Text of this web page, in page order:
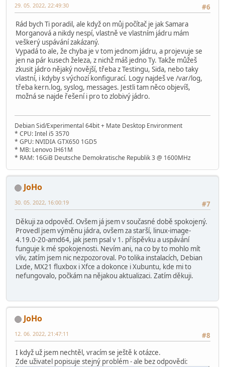
#6
29. 05. 2022, 22:49:30
Rád bych Ti poradil, ale když on můj počítač je jak Samara
Morganová a nikdy nespí, vlastně ve vlastním jádru mám
veškerý uspávání zakázaný.
Vypadá to ale, že chyba je v tom jednom jádru, a projevuje se
jen na pár kusech železa, z nichž máš jedno Ty. Takže můžeš
zkusit jádro nějaký novější, třeba z Testingu, Sida, nebo taky
vlastní, i kdyby s výchozí konfigurací. Logy najdeš ve /var/log,
třeba kern.log, syslog, messages. Jestli tam něco objevíš,
možná se najde řešení i pro to zlobivý jádro.
Debian Sid/Experimental 64bit + Mate Desktop Environment
* CPU: Intel i5 3570
* GPU: NVIDIA GTX650 1GD5
* MB: Lenovo IH61M
* RAM: 16GiB Deutsche Demokratische Republik 3 @ 1600MHz
JoHo
#7
30. 05. 2022, 16:00:19
Děkuji za odpověď. Ovšem já jsem v současné době spokojený.
Provedl jsem výměnu jádra, ovšem za starší, linux-image-
4.19.0-20-amd64, jak jsem psal v 1. příspěvku a uspávání
funguje k mé spokojenosti. Nevím ani, na co by to mohlo mít
vliv, zatím jsem nic nezpozoroval. Po tolika instalacích, Debian
Lxde, MX21 fluxbox i Xfce a dokonce i Xubuntu, kde mi to
nefungovalo, počkám na nějakou aktualizaci. Zatím děkuji.
JoHo
#8
12. 06. 2022, 21:47:11
I když už jsem nechtěl, vracím se ještě k otázce.
Zde uživatel popisuje stejný problém - ale bez odpovědi: